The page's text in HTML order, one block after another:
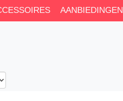
AANBIEDINGEN